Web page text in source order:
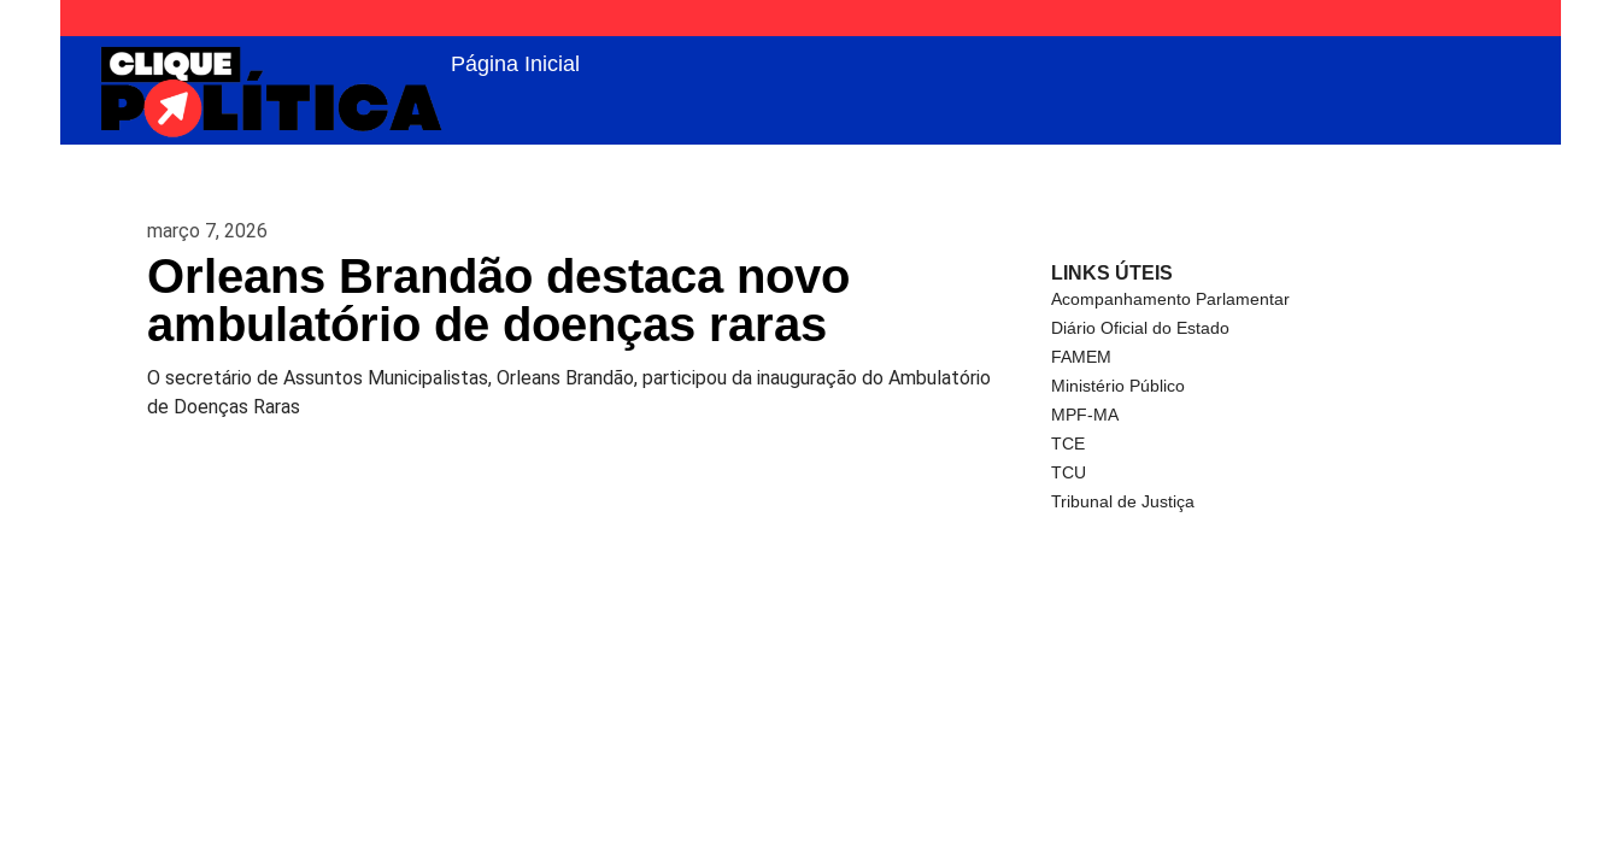
Página Inicial
março 7, 2026
Orleans Brandão destaca novo
ambulatório de doenças raras
O secretário de Assuntos Municipalistas, Orleans Brandão, participou da inauguração do Ambulatório
de Doenças Raras
LINKS ÚTEIS
Acompanhamento Parlamentar
Diário Oficial do Estado
FAMEM
Ministério Público
MPF-MA
TCE
TCU
Tribunal de Justiça